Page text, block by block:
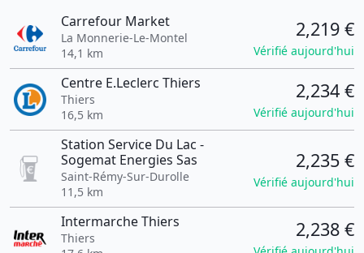
Carrefour Market
La Monnerie-Le-Montel
14,1 km
2,219 €
Vérifié aujourd'hui
Centre E.Leclerc Thiers
Thiers
16,5 km
2,234 €
Vérifié aujourd'hui
Station Service Du Lac -
Sogemat Energies Sas
Saint-Rémy-Sur-Durolle
11,5 km
2,235 €
Vérifié aujourd'hui
Intermarche Thiers
Thiers
2,238 €